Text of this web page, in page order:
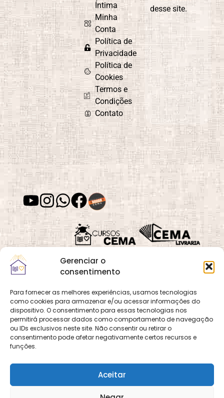
Gerenciar o
consentimento
Para fornecer as melhores experiências, usamos tecnologias
como cookies para armazenar e/ou acessar informações do
dispositivo. O consentimento para essas tecnologias nos
permitirá processar dados como comportamento de navegação
ou IDs exclusivos neste site. Não consentir ou retirar o
consentimento pode afetar negativamente certos recursos e
funções.
Aceitar
Controle
Emocional
Cordel
Espírita
Culto do
Evangelho no
Lar
Curiosidade e
Aprendizado
Depressão
Desafios e
Superação
Desenvolvimento
de Habilidades
Desenvolvimento
Espiritual
Desenvolvimento
Moral
Desvios
Espirituais
Dia das Mães
Íntima
Minha
Conta
Política de
Privacidade
Política de
Cookies
Termos e
Condições
Contato
desse site.
Quadra 02, Lote 16,
Vila Vicentina,
Planaltina, Brasília-
DF. CEP 73.320-140
CNPJ: 01.600.089/0001-
OCemaneté um site
que pertence e é gerido
pelo CEMA, assim